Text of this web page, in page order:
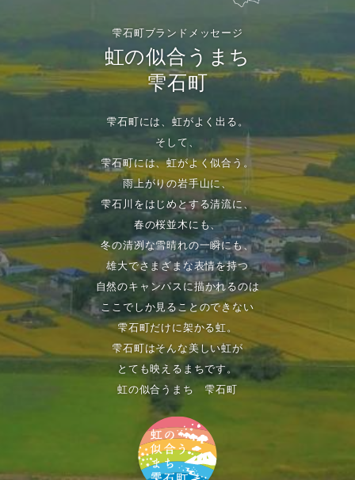
雫石町ブランドメッセージ
虹の似合うまち
雫石町
雫石町には、虹がよく出る。
そして、
雫石町には、虹がよく似合う。
雨上がりの岩手山に、
雫石川をはじめとする清流に、
春の桜並木にも、
冬の清冽な雪晴れの一瞬にも、
雄大でさまざまな表情を持つ
自然のキャンパスに描かれるのは
ここでしか見ることのできない
雫石町だけに架かる虹。
雫石町はそんな美しい虹が
とても映えるまちです。
虹の似合うまち 雫石町